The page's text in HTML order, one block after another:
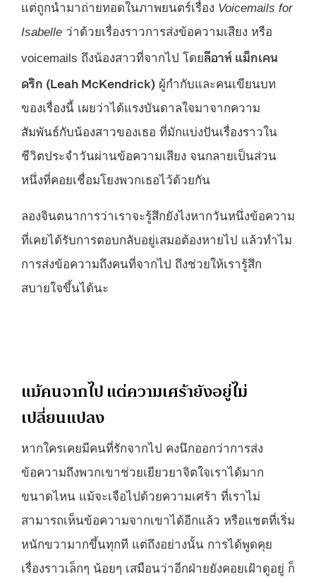
แต่ถูกนำมาถ่ายทอดในภาพยนตร์เรื่อง Voicemails for
Isabelle ว่าด้วยเรื่องราวการส่งข้อความเสียง หรือ
voicemails ถึงน้องสาวที่จากไป โดยลีอาห์ แม็กเคน
ดริก (Leah McKendrick) ผู้กำกับและคนเขียนบท
ของเรื่องนี้ เผยว่าได้แรงบันดาลใจมาจากความ
สัมพันธ์กับน้องสาวของเธอ ที่มักแบ่งปันเรื่องราวใน
ชีวิตประจำวันผ่านข้อความเสียง จนกลายเป็นส่วน
หนึ่งที่คอยเชื่อมโยงพวกเธอไว้ด้วยกัน
ลองจินตนาการว่าเราจะรู้สึกยังไงหากวันหนึ่งข้อความ
ที่เคยได้รับการตอบกลับอยู่เสมอต้องหายไป แล้วทำไม
การส่งข้อความถึงคนที่จากไป ถึงช่วยให้เรารู้สึก
สบายใจขึ้นได้นะ
แม้คนจากไป แต่ความเศร้ายังอยู่ไม่
เปลี่ยนแปลง
หากใครเคยมีคนที่รักจากไป คงนึกออกว่าการส่ง
ข้อความถึงพวกเขาช่วยเยียวยาจิตใจเราได้มาก
ขนาดไหน แม้จะเจือไปด้วยความเศร้า ที่เราไม่
สามารถเห็นข้อความจากเขาได้อีกแล้ว หรือแชตที่เริ่ม
หนักขวามากขึ้นทุกที แต่ถึงอย่างนั้น การได้พูดคุย
เรื่องราวเล็กๆ น้อยๆ เสมือนว่าอีกฝ่ายยังคอยเฝ้าดูอยู่ ก็